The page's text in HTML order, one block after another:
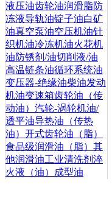
液压油齿轮油润滑脂防
冻液导轨油锭子油白矿
油真空泵油空压机油针
织机油冷冻机油火花机
油防锈剂/油切削液/油
高温链条油循环系统油
变压器-绝缘油柴油发动
机油变速箱齿轮油（传
动油） 汽轮-涡轮机油/
透平油导热油（传热
油） 开式齿轮油（脂）
食品级润滑油（脂） 其
他润滑油工业清洗剂 淬
火液（油）
成型油